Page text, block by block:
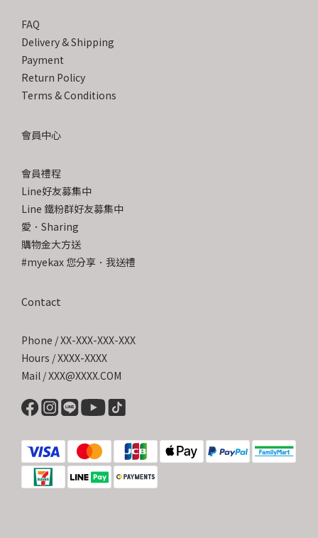
FAQ
Delivery & Shipping
Payment
Return Policy
Terms & Conditions
會員中心
會員禮程
Line好友募集中
Line 鐵粉群好友募集中
愛．Sharing
購物金大方送
#myekax 您分享．我送禮
Contact
Phone / XX-XXX-XXX-XXX
Hours / XXXX-XXXX
Mail / XXX@XXXX.COM